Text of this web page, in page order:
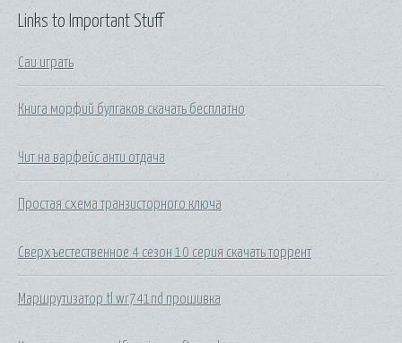
Links to Important Stuff
Саи играть
Книга морфий булгаков скачать бесплатно
Чит на варфейс анти отдача
Простая схема транзисторного ключа
Сверхъестественное 4 сезон 10 серия скачать торрент
Маршрутизатор tl wr741nd прошивка